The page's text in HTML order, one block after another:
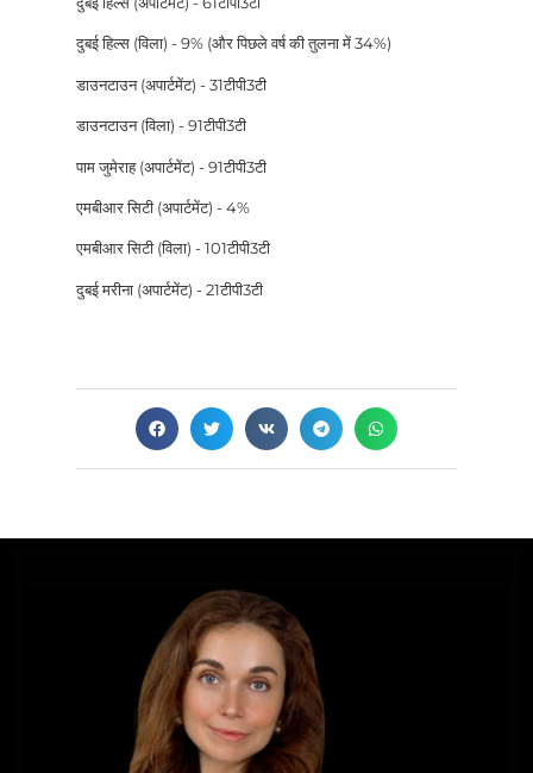
दुबई हिल्स (विला) - 9% (और पिछले वर्ष की तुलना में 34%)
डाउनटाउन (अपार्टमेंट) - 31टीपी3टी
डाउनटाउन (विला) - 91टीपी3टी
पाम जुमेराह (अपार्टमेंट) - 91टीपी3टी
एमबीआर सिटी (अपार्टमेंट) - 4%
एमबीआर सिटी (विला) - 101टीपी3टी
दुबई मरीना (अपार्टमेंट) - 21टीपी3टी